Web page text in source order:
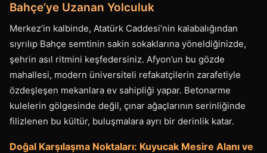
Bahçe’ye Uzanan Yolculuk
Merkez’in kalbinde, Atatürk Caddesi’nin kalabalığından
sıyrılıp Bahçe semtinin sakin sokaklarına yöneldiğinizde,
şehrin asıl ritmini keşfedersiniz. Afyon’un bu gözde
mahallesi, modern üniversiteli refakatçilerin zarafetiyle
özdeşleşen mekanlara ev sahipliği yapar. Betonarme
kulelerin gölgesinde değil, çınar ağaçlarının serinliğinde
filizlenen bu kültür, buluşmalara ayrı bir derinlik katar.
Doğal Karşılaşma Noktaları: Kuyucak Mesire Alanı ve